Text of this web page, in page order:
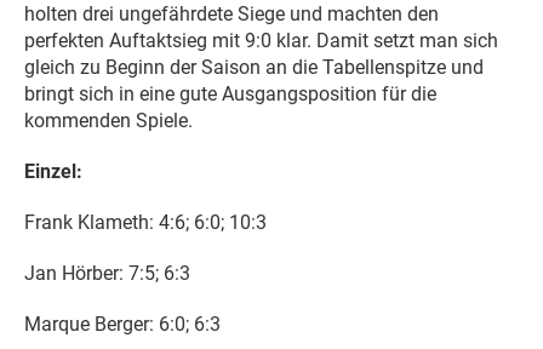
holten drei ungefährdete Siege und machten den
perfekten Auftaktsieg mit 9:0 klar. Damit setzt man sich
gleich zu Beginn der Saison an die Tabellenspitze und
bringt sich in eine gute Ausgangsposition für die
kommenden Spiele.
Einzel:
Frank Klameth: 4:6; 6:0; 10:3
Jan Hörber: 7:5; 6:3
Marque Berger: 6:0; 6:3